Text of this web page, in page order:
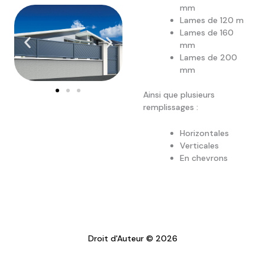
mm
Lames de 120 m
Lames de 160
mm
Lames de 200
mm
Ainsi que plusieurs
remplissages :
Horizontales
Verticales
En chevrons
Droit d'Auteur © 2026